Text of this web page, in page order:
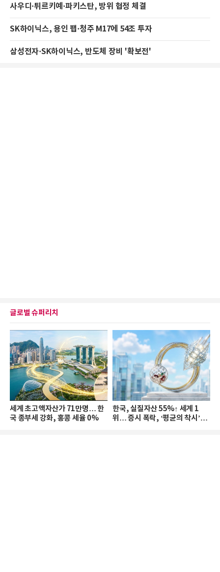
사우디·튀르키예·파키스탄, 방위 협정 체결
SK하이닉스, 용인 팹·청주 M17에 54조 투자
삼성전자·SK하이닉스, 반도체 장비 '확보전'
글로벌 슈퍼리치
세계 초고액자산가 71만명… 한
국 종부세 강화, 홍콩 세율 0%
한국, 실질자산 55%↑ 세계 1
위… 증시 폭락, ‘평균의 착시’와